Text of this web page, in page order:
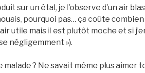
sur un étal, je l’observe d’un air
pourquoi pas… ça coûte combien
utile mais il est plutôt moche et si
négligemment »).
? Ne savait même plus aimer